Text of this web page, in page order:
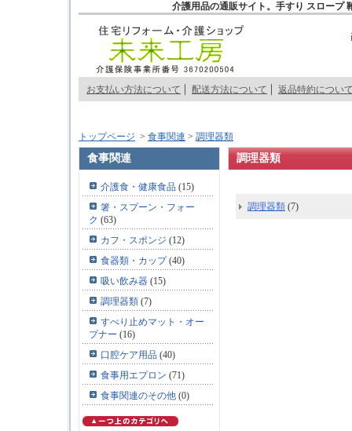
介護用品の通販サイト。手すり スロープ
お支払い方法について 配送方法について 返品特約につい
トップページ > 食事関連 > 調理器類
食事関連
介護食・健康食品 (15)
箸・スプーン・フォー
ク (63)
カフ・スポンジ (12)
食器類・カップ(40)
吸い飲み器 (15)
調理器類 (7)
すべり止めマット・オー
プナー (16)
口腔ケア用品 (40)
食事用エプロン (71)
食事関連のその他 (0)
調理器類
調理器類 (7)